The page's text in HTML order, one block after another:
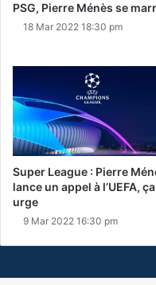
PSG, Pierre Ménès se
18 Mar 2022 18:30 pm
Super League : Pierre
lance un appel à l’UEFA, ça
urge
9 Mar 2022 16:30 pm